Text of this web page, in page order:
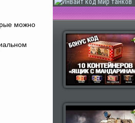
Популярные моды Wot
можно